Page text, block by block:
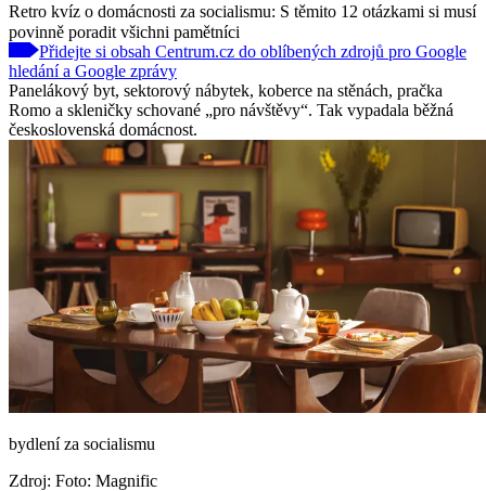
Retro kvíz o domácnosti za socialismu: S těmito 12 otázkami si musí
povinně poradit všichni pamětníci
Přidejte si obsah Centrum.cz do oblíbených zdrojů pro Google
hledání a Google zprávy
Panelákový byt, sektorový nábytek, koberce na stěnách, pračka
Romo a skleničky schované „pro návštěvy“. Tak vypadala běžná
československá domácnost.
bydlení za socialismu
Zdroj: Foto: Magnific